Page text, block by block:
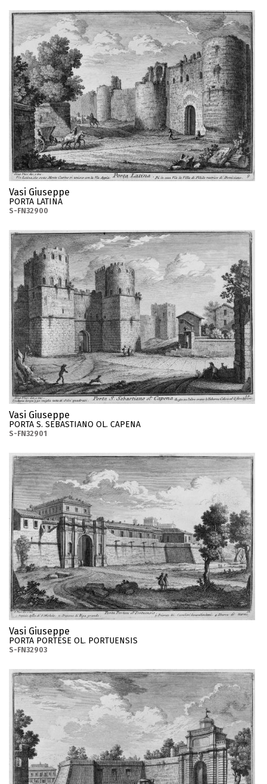
Vasi Giuseppe
PORTA LATINA
S-FN32900
Vasi Giuseppe
PORTA S. SEBASTIANO OL. CAPENA
S-FN32901
Vasi Giuseppe
PORTA PORTESE OL. PORTUENSIS
S-FN32903